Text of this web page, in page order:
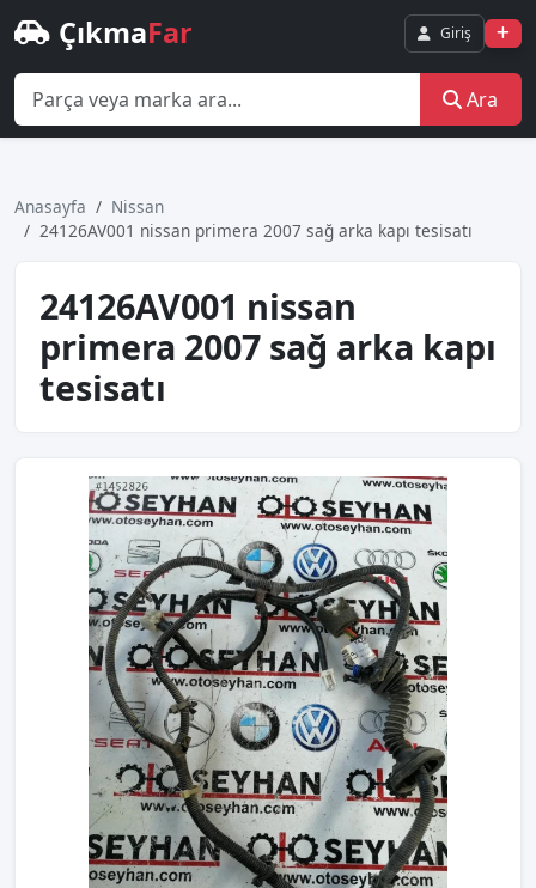
ÇıkmaFar Giriş
Ara
Anasayfa
Nissan
24126AV001 nissan primera 2007 sağ arka kapı tesisatı
24126AV001 nissan
primera 2007 sağ arka kapı
tesisatı